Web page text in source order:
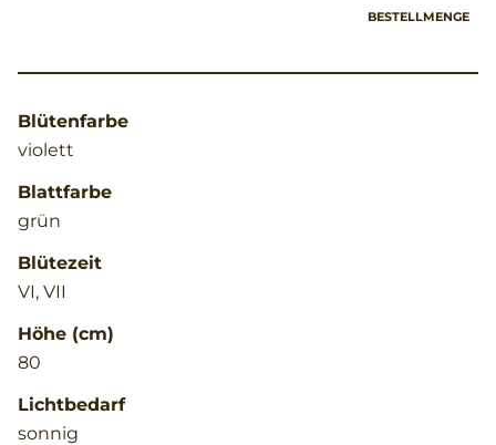
BESTELLMENGE
Blütenfarbe
violett
Blattfarbe
grün
Blütezeit
VI, VII
Höhe (cm)
80
Lichtbedarf
sonnig